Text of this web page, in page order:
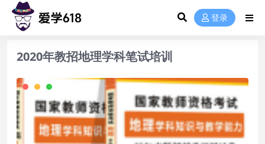
登录
2020年教招地理学科笔试培训